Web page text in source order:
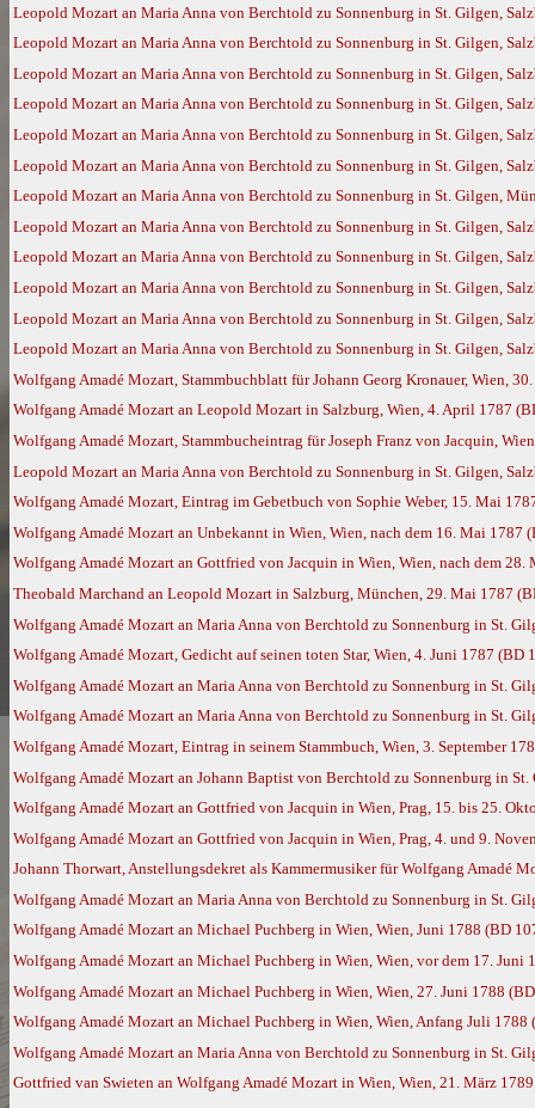
Leopold Mozart an Maria Anna von Berchtold zu Sonnenburg in St. Gilgen,
Leopold Mozart an Maria Anna von Berchtold zu Sonnenburg in St. Gilgen,
Leopold Mozart an Maria Anna von Berchtold zu Sonnenburg in St. Gilgen,
Leopold Mozart an Maria Anna von Berchtold zu Sonnenburg in St. Gilgen,
Leopold Mozart an Maria Anna von Berchtold zu Sonnenburg in St. Gilgen,
Leopold Mozart an Maria Anna von Berchtold zu Sonnenburg in St. Gilgen,
Leopold Mozart an Maria Anna von Berchtold zu Sonnenburg in St. Gilgen,
Leopold Mozart an Maria Anna von Berchtold zu Sonnenburg in St. Gilgen,
Leopold Mozart an Maria Anna von Berchtold zu Sonnenburg in St. Gilgen,
Leopold Mozart an Maria Anna von Berchtold zu Sonnenburg in St. Gilgen,
Leopold Mozart an Maria Anna von Berchtold zu Sonnenburg in St. Gilgen,
Leopold Mozart an Maria Anna von Berchtold zu Sonnenburg in St. Gilgen,
Wolfgang Amadé Mozart, Stammbuchblatt für Johann Georg Kronauer, Wien,
Wolfgang Amadé Mozart an Leopold Mozart in Salzburg, Wien, 4. April 1787
Wolfgang Amadé Mozart, Stammbucheintrag für Joseph Franz von Jacquin,
Leopold Mozart an Maria Anna von Berchtold zu Sonnenburg in St. Gilgen,
Wolfgang Amadé Mozart, Eintrag im Gebetbuch von Sophie Weber, 15. Mai
Wolfgang Amadé Mozart an Unbekannt in Wien, Wien, nach dem 16. Mai 1787
Wolfgang Amadé Mozart an Gottfried von Jacquin in Wien, Wien, nach dem 28.
Theobald Marchand an Leopold Mozart in Salzburg, München, 29. Mai 1787
Wolfgang Amadé Mozart an Maria Anna von Berchtold zu Sonnenburg in St.
Wolfgang Amadé Mozart, Gedicht auf seinen toten Star, Wien, 4. Juni 1787 (BD
Wolfgang Amadé Mozart an Maria Anna von Berchtold zu Sonnenburg in St.
Wolfgang Amadé Mozart an Maria Anna von Berchtold zu Sonnenburg in St.
Wolfgang Amadé Mozart, Eintrag in seinem Stammbuch, Wien, 3. September
Wolfgang Amadé Mozart an Johann Baptist von Berchtold zu Sonnenburg in
Wolfgang Amadé Mozart an Gottfried von Jacquin in Wien, Prag, 15. bis 25.
Wolfgang Amadé Mozart an Gottfried von Jacquin in Wien, Prag, 4. und 9.
Johann Thorwart, Anstellungsdekret als Kammermusiker für Wolfgang Amadé
Wolfgang Amadé Mozart an Maria Anna von Berchtold zu Sonnenburg in St.
Wolfgang Amadé Mozart an Michael Puchberg in Wien, Wien, Juni 1788 (BD
Wolfgang Amadé Mozart an Michael Puchberg in Wien, Wien, vor dem 17. Juni
Wolfgang Amadé Mozart an Michael Puchberg in Wien, Wien, 27. Juni 1788
Wolfgang Amadé Mozart an Michael Puchberg in Wien, Wien, Anfang Juli 1788
Wolfgang Amadé Mozart an Maria Anna von Berchtold zu Sonnenburg in St.
Gottfried van Swieten an Wolfgang Amadé Mozart in Wien, Wien, 21. März